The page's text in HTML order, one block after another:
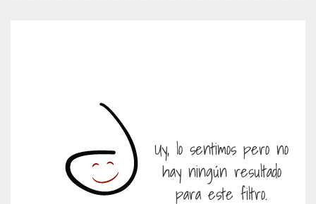
Uy, lo sentimos pero no
hay ningún resultado
para este filtro.